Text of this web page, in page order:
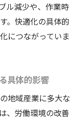
ル減少や、作業時
。快適化の具体的
につながっていま
具体的影響
地域産業に多大な
、労働環境の改善